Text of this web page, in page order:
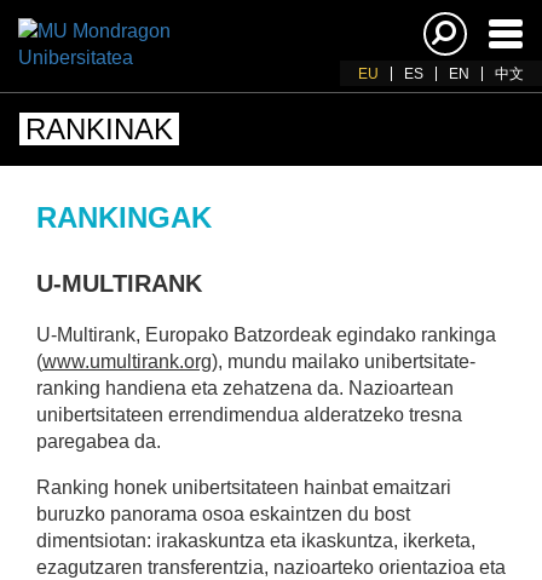
EU ES EN 中文
RANKINAK
RANKINGAK
U-MULTIRANK
U-Multirank, Europako Batzordeak egindako rankinga
(www.umultirank.org), mundu mailako unibertsitate-
ranking handiena eta zehatzena da. Nazioartean
unibertsitateen errendimendua alderatzeko tresna
paregabea da.
Ranking honek unibertsitateen hainbat emaitzari
buruzko panorama osoa eskaintzen du bost
dimentsiotan: irakaskuntza eta ikaskuntza, ikerketa,
ezagutzaren transferentzia, nazioarteko orientazioa eta